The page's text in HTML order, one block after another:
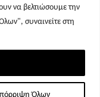
να βελτιώσουμε την
συναινείτε στη
Όλων
3 Σελίδα 4